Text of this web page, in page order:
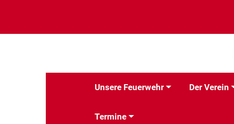
Unsere Feuerwehr Der Verein
Termine